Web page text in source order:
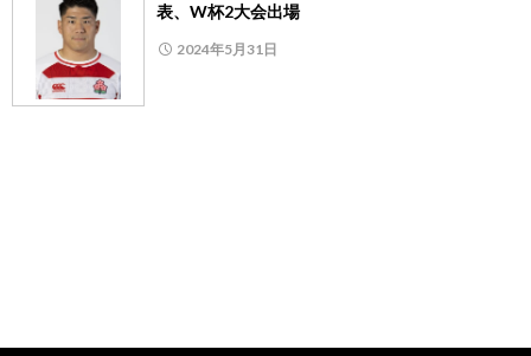
表、W杯2大会出場
2024年5月31日